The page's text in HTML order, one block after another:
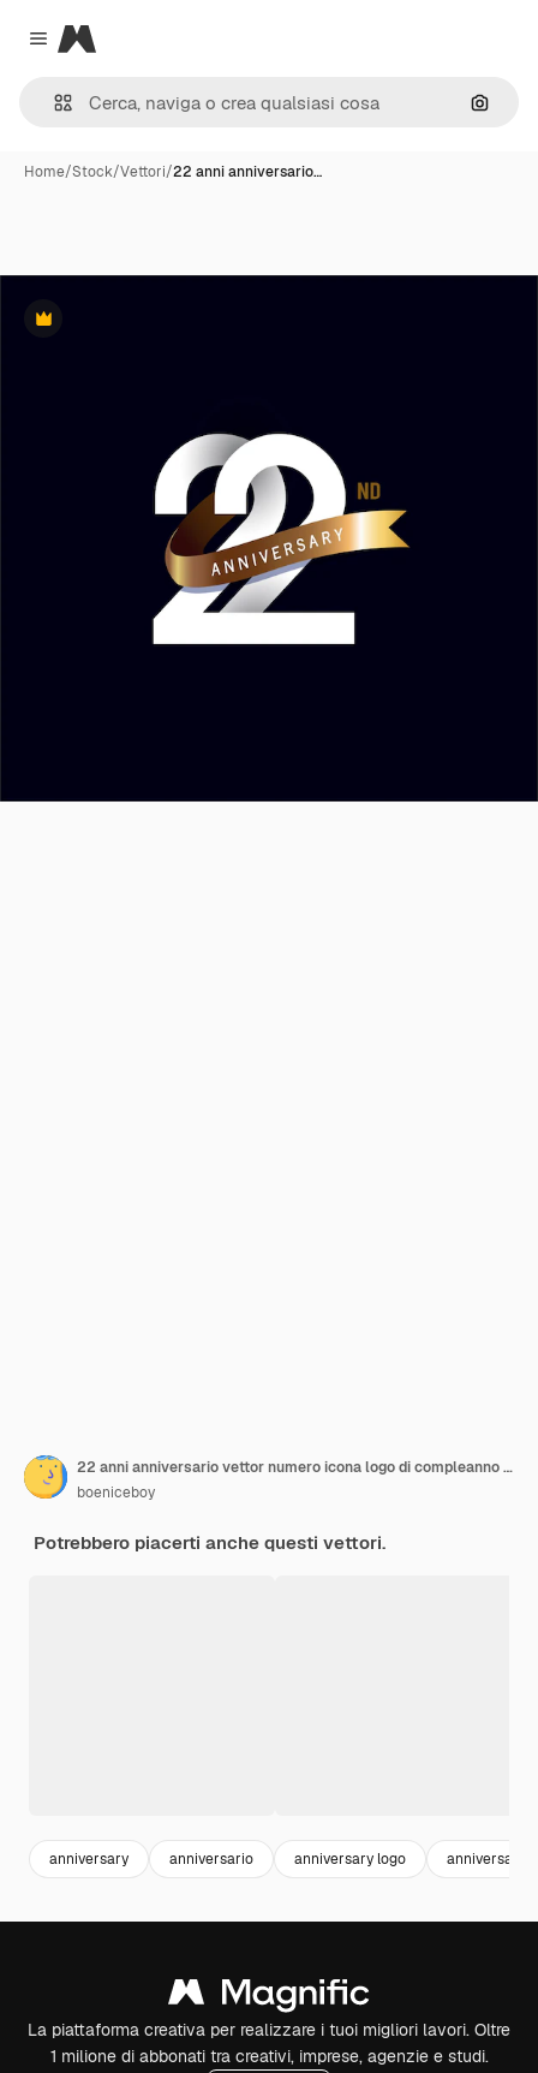
Close menu
Magnific
Cerca
Home/Stock/Vettori/22 anni anniversario…
Premium
22 anni anniversario vettor numero icona logo di compleanno etichetta bianca e nera con nastro dorato
boeniceboy
Potrebbero piacerti anche questi vettori.
anniversary anniversario anniversary logo anniversary
La piattaforma creativa per realizzare i tuoi migliori lavori. Oltre
1 milione di abbonati tra creativi, imprese, agenzie e studi.